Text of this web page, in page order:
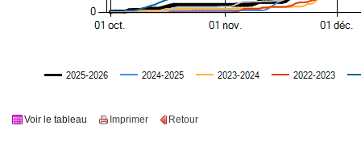
Voir le tableau Imprimer Retour